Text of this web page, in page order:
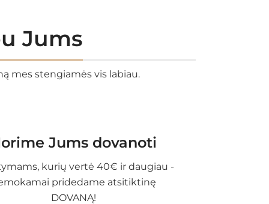
Jums
mes stengiamės vis labiau.
Jums dovanoti
kurių vertė 40€ ir daugiau -
pridedame atsitiktinę
DOVANĄ!